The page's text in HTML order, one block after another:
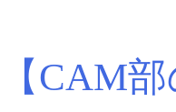
【CAM